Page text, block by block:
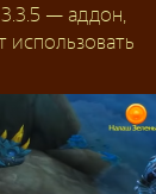
— аддон,
использовать